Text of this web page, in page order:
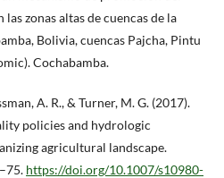
zonas altas de cuencas de la
Bolivia, cuencas Pajcha, Pintu
Cochabamba.
A. R., & Turner, M. G. (2017).
policies and hydrologic
agricultural landscape.
https://doi.org/10.1007/s10980-